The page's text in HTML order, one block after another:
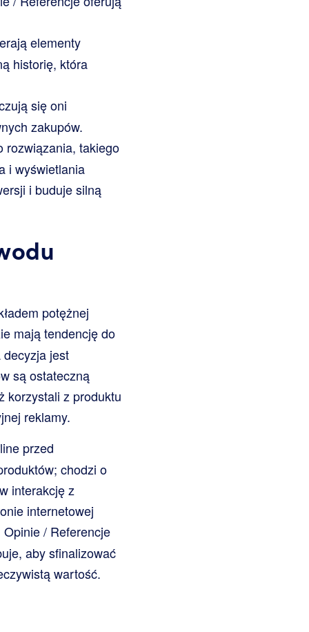
elementy
historię, która
się oni
zakupów.
rozwiązania, takiego
i wyświetlania
i buduje silną
potężnej
mają tendencję do
decyzja jest
są ostateczną
korzystali z produktu
reklamy.
przed
chodzi o
interakcję z
internetowej
/ Referencje
aby sfinalizować
wartość.